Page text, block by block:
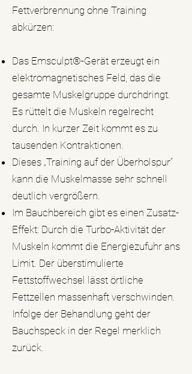
Fettverbrennung ohne Training
abkürzen:
Das Emsculpt®-Gerät erzeugt ein
elektromagnetisches Feld, das die
gesamte Muskelgruppe durchdringt.
Es rüttelt die Muskeln regelrecht
durch. In kurzer Zeit kommt es zu
tausenden Kontraktionen.
Dieses „Training auf der Überholspur“
kann die Muskelmasse sehr schnell
deutlich vergrößern.
Im Bauchbereich gibt es einen Zusatz-
Effekt: Durch die Turbo-Aktivität der
Muskeln kommt die Energiezufuhr ans
Limit. Der überstimulierte
Fettstoffwechsel lässt örtliche
Fettzellen massenhaft verschwinden.
Infolge der Behandlung geht der
Bauchspeck in der Regel merklich
zurück.